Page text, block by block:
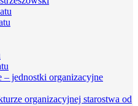
– jednostki organizacyjne
organizacyjnej starostwa od